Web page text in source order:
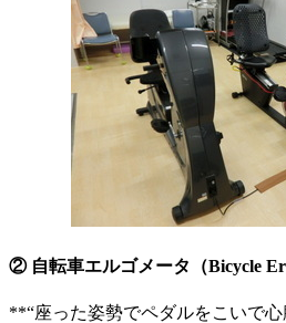
② 自転車エルゴメータ（Bicycle
**“座った姿勢でペダルをこいで